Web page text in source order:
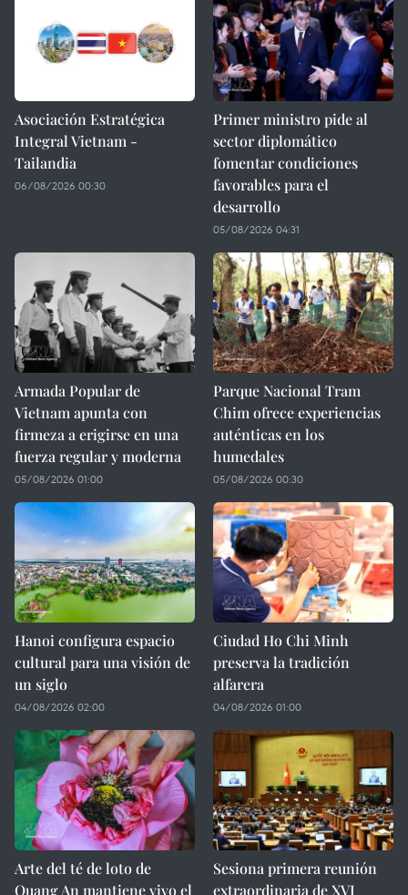
Asociación Estratégica
Integral Vietnam -
Tailandia
06/08/2026 00:30
Primer ministro pide al
sector diplomático
fomentar condiciones
favorables para el
desarrollo
05/08/2026 04:31
Armada Popular de
Vietnam apunta con
firmeza a erigirse en una
fuerza regular y moderna
05/08/2026 01:00
Parque Nacional Tram
Chim ofrece experiencias
auténticas en los
humedales
05/08/2026 00:30
Hanoi configura espacio
cultural para una visión de
un siglo
04/08/2026 02:00
Ciudad Ho Chi Minh
preserva la tradición
alfarera
04/08/2026 01:00
Arte del té de loto de
Quang An mantiene vivo el
Sesiona primera reunión
extraordinaria de XVI